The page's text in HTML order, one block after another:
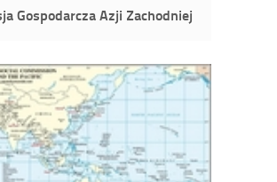
Gospodarcza Azji Zachodniej